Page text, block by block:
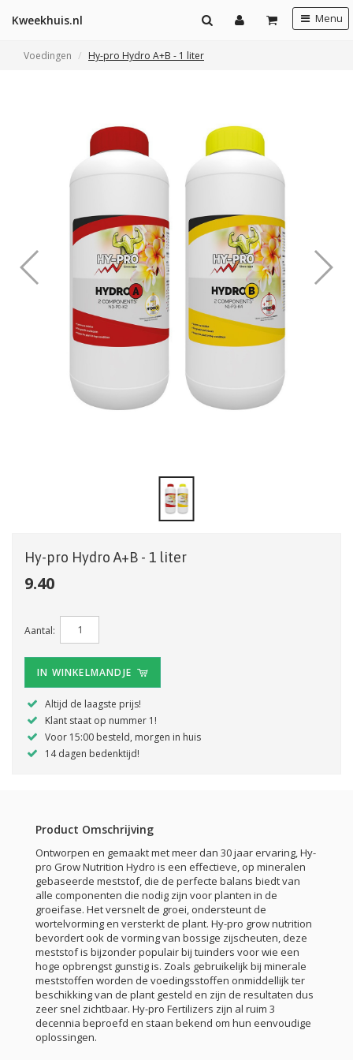
Kweekhuis.nl Menu
Voedingen Hy-pro Hydro A+B - 1 liter
Hy-pro Hydro A+B - 1 liter
9.40
Aantal:
IN WINKELMANDJE
Altijd de laagste prijs!
Klant staat op nummer 1!
Voor 15:00 besteld, morgen in huis
14 dagen bedenktijd!
Product Omschrijving
Ontworpen en gemaakt met meer dan 30 jaar ervaring, Hy-
pro Grow Nutrition Hydro is een effectieve, op mineralen
gebaseerde meststof, die de perfecte balans biedt van
alle componenten die nodig zijn voor planten in de
groeifase. Het versnelt de groei, ondersteunt de
wortelvorming en versterkt de plant. Hy-pro grow nutrition
bevordert ook de vorming van bossige zijscheuten, deze
meststof is bijzonder populair bij tuinders voor wie een
hoge opbrengst gunstig is. Zoals gebruikelijk bij minerale
meststoffen worden de voedingsstoffen onmiddellijk ter
beschikking van de plant gesteld en zijn de resultaten dus
zeer snel zichtbaar. Hy-pro Fertilizers zijn al ruim 3
decennia beproefd en staan bekend om hun eenvoudige
oplossingen.